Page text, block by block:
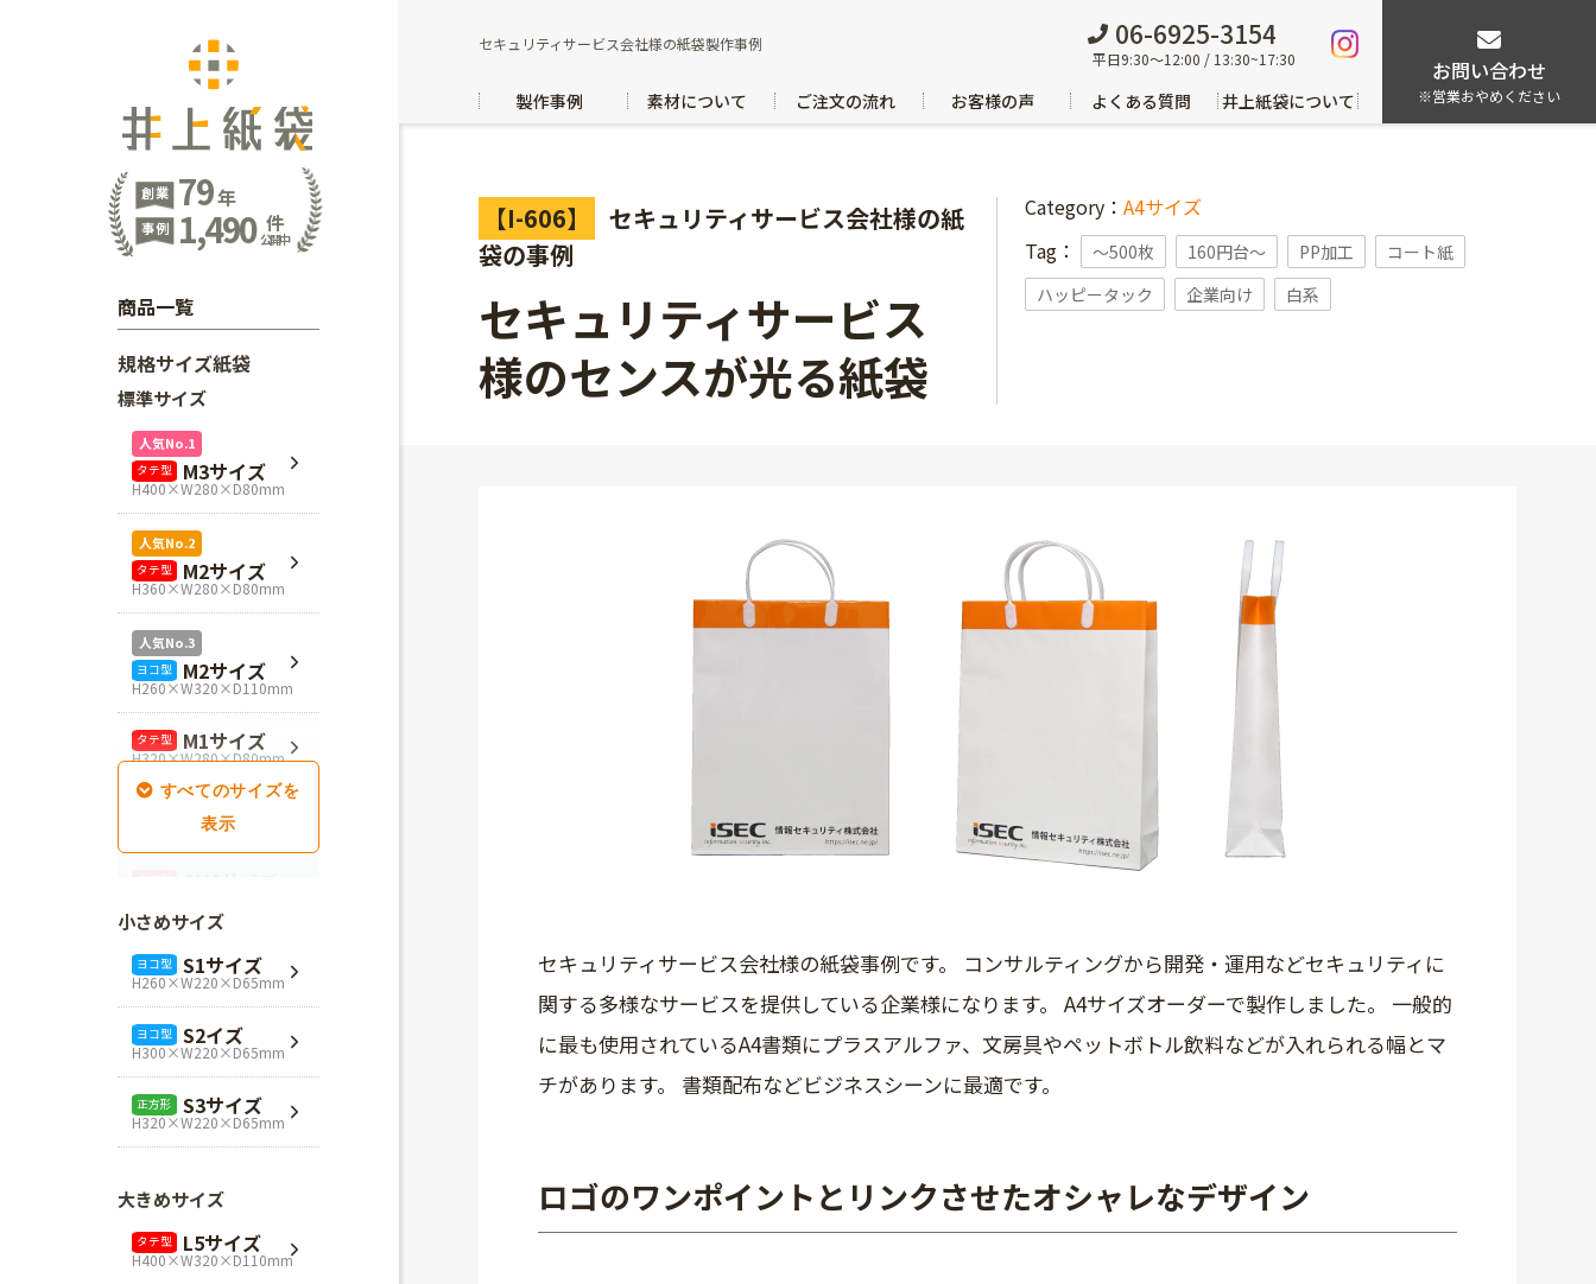
お問い合わせ
※営業おやめください
セキュリティサービス会社様の紙袋製作事例 06-6925-3154
平日9:30～12:00 / 13:30~17:30
製作事例 素材について ご注文の流れ お客様の声 よくある質問 井上紙袋について
【I-606】
セキュリティサービス会社様の紙
袋の事例
セキュリティサービス
様のセンスが光る紙袋
Category： A4サイズ
Tag：
〜500枚 160円台〜 PP加工
コート紙
ハッピータック
企業向け 白系
セキュリティサービス会社様の紙袋事例です。 コンサルティングから開発・運用などセキュリティに
関する多様なサービスを提供している企業様になります。 A4サイズオーダーで製作しました。 一般的
に最も使用されているA4書類にプラスアルファ、文房具やペットボトル飲料などが入れられる幅とマ
チがあります。 書類配布などビジネスシーンに最適です。
ロゴのワンポイントとリンクさせたオシャレなデザイン
創業 79年
事例 1,490 件
公開中
商品一覧
規格サイズ紙袋
標準サイズ
人気No.1
タテ型 M3サイズ
H400×W280×D80mm
人気No.2
タテ型 M2サイズ
H360×W280×D80mm
人気No.3
ヨコ型 M2サイズ
H260×W320×D110mm
タテ型 M1サイズ
H320×W280×D80mm
SM1サイズ
H280×W260×D100mm
SM3サイズ
H360×W260×D100mm
L4サイズ
H360×W320×D110mm
L1サイズ
H240×W320×D110mm
正方形 Mスクエア
H280×W280×D80mm
小さめサイズ
ヨコ型 S1サイズ
H260×W220×D65mm
ヨコ型 S2イズ
H300×W220×D65mm
正方形 S3サイズ
H320×W220×D65mm
大きめサイズ
タテ型 L5サイズ
H400×W320×D110mm